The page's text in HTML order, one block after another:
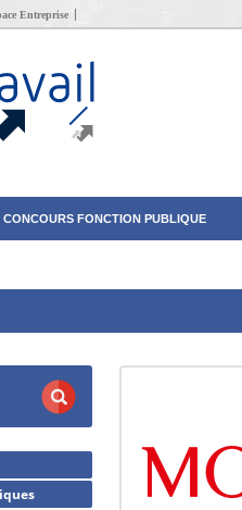
Entreprise
CONCOURS FONCTION PUBLIQUE